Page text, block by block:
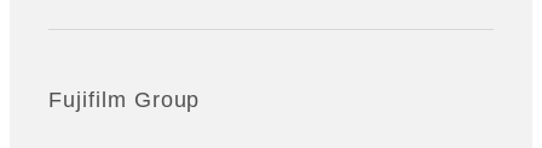
Fujifilm Group